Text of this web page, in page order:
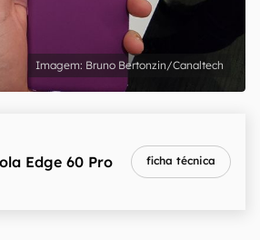
Bruno Bertonzin/Canaltech
Edge 60 Pro ficha técnica